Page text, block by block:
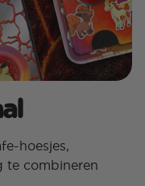
hoesjes,
te combineren